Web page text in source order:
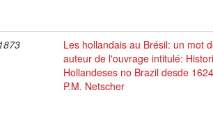
1873
Les hollandais au Brésil: un mot
auteur de l'ouvrage intitulé:
Hollandeses no Brazil desde
P.M. Netscher